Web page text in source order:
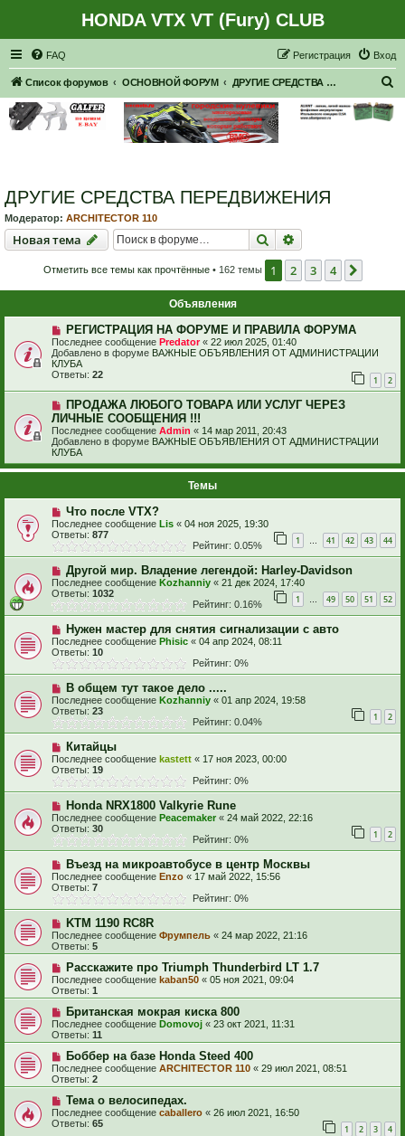
HONDA VTX VT (Fury) CLUB
FAQ Вход
Регистрация
Список форумов ОСНОВНОЙ ФОРУМ ДРУГИЕ СРЕДСТВА ПЕРЕДВИЖЕНИЯ
ДРУГИЕ СРЕДСТВА ПЕРЕДВИЖЕНИЯ
Модератор: ARCHITECTOR 110
Новая тема
Новаятема Поиск
Отметить все темы как прочтённые• 162 темы 1 2 3 4
Объявления
РЕГИСТРАЦИЯ НА ФОРУМЕ И ПРАВИЛА ФОРУМА
Последнее сообщение Predator« 22 июл 2025, 01:40
Добавлено в форуме ВАЖНЫЕ ОБЪЯВЛЕНИЯ ОТ АДМИНИСТРАЦИИ
КЛУБА
Ответы: 22 1 2
ПРОДАЖА ЛЮБОГО ТОВАРА ИЛИ УСЛУГ ЧЕРЕЗ
ЛИЧНЫЕ СООБЩЕНИЯ !!!
Последнее сообщение Admin « 14 мар 2011, 20:43
Добавлено в форуме ВАЖНЫЕ ОБЪЯВЛЕНИЯ ОТ АДМИНИСТРАЦИИ
КЛУБА
Темы
Что после VTX?
Последнее сообщение Lis « 04 ноя 2025, 19:30
Ответы: 877 1 … 41 42 43 44
Рейтинг: 0.05%
Другой мир. Владение легендой: Harley-Davidson
Последнее сообщение Kozhanniy « 21 дек 2024, 17:40
Ответы: 1032 1 … 49 50 51 52
Рейтинг: 0.16%
Нужен мастер для снятия сигнализации с авто
Последнее сообщение Phisic « 04 апр 2024, 08:11
Ответы: 10
Рейтинг: 0%
В общем тут такое дело .....
Последнее сообщение Kozhanniy « 01 апр 2024, 19:58
Ответы: 23 1 2
Рейтинг: 0.04%
Китайцы
Последнее сообщение kastett « 17 ноя 2023, 00:00
Ответы: 19
Рейтинг: 0%
Honda NRX1800 Valkyrie Rune
Последнее сообщение Peacemaker « 24 май 2022, 22:16
Ответы: 30 1 2
Рейтинг: 0%
Въезд на микроавтобусе в центр Москвы
Последнее сообщение Enzo « 17 май 2022, 15:56
Ответы: 7
Рейтинг: 0%
KTM 1190 RC8R
Последнее сообщение Фрумпель « 24 мар 2022, 21:16
Ответы: 5
Расскажите про Triumph Thunderbird LT 1.7
Последнее сообщение kaban50 « 05 ноя 2021, 09:04
Ответы: 1
Британская мокрая киска 800
Последнее сообщение Domovoj « 23 окт 2021, 11:31
Ответы: 11
Боббер на базе Honda Steed 400
Последнее сообщение ARCHITECTOR 110 « 29 июл 2021, 08:51
Ответы: 2
Тема о велосипедах.
Последнее сообщение caballero « 26 июл 2021, 16:50
Ответы: 65 1 2 3 4